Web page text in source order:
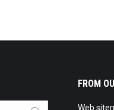
FROM
Web